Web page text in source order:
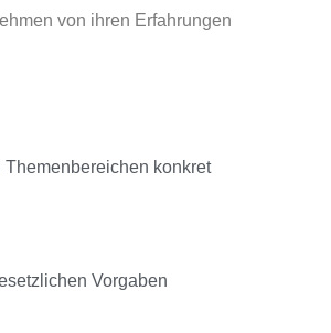
von ihren Erfahrungen
konkret
Vorgaben